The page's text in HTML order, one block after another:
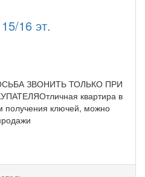
16 эт.
ЗВОНИТЬ ТОЛЬКО ПРИ
квартира в
ключей, можно